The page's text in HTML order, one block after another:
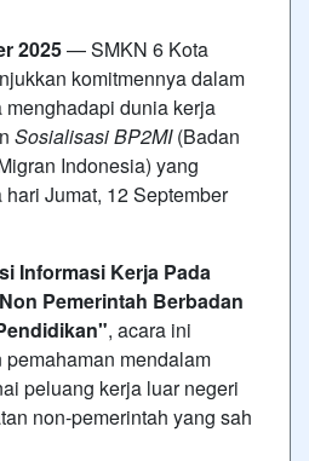
2025— SMKN 6 Kota
komitmennya dalam
dunia kerja
Sosialisasi BP2MI(Badan
Indonesia) yang
Jumat, 12 September
Informasi Kerja Pada
Pemerintah Berbadan
, acara ini
mendalam
peluang kerja luar negeri
non-pemerintah yang sah